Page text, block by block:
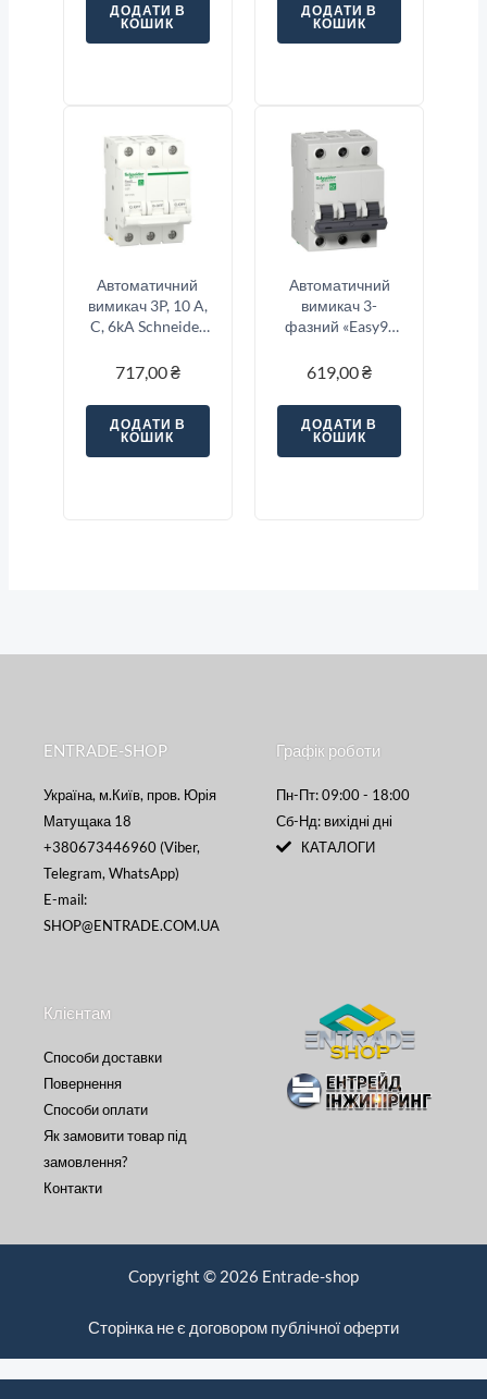
ДОДАТИ В
КОШИК
ДОДАТИ В
КОШИК
Автоматичний
вимикач 3P, 10 A,
C, 6kA Schneider
717,00₴
ДОДАТИ В
КОШИК
Автоматичний
вимикач 3-
фазний «Easy9»
«C»
619,00₴
ДОДАТИ В
КОШИК
ENTRADE-SHOP
Україна, м.Київ, пров. Юрія
Матущака 18
+380673446960 (Viber,
Telegram, WhatsApp)
E-mail:
SHOP@ENTRADE.COM.UA
Графік роботи
Пн-Пт: 09:00 - 18:00
Сб-Нд: вихідні дні
КАТАЛОГИ
Клієнтам
Способи доставки
Повернення
Способи оплати
Як замовити товар під
замовлення?
Контакти
Copyright © 2026 Entrade-shop
Сторінка не є договором публічної оферти